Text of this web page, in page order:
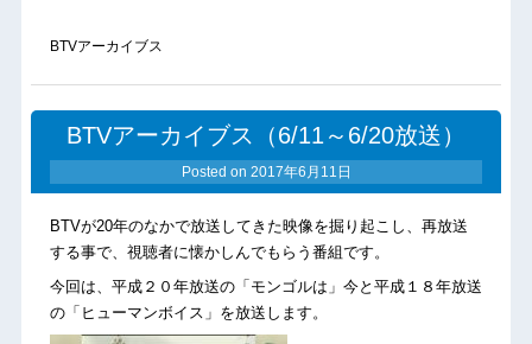
BTVアーカイブス
BTVアーカイブス（6/11～6/20放送）
Posted on 2017年6月11日
BTVが20年のなかで放送してきた映像を掘り起こし、再放送
する事で、視聴者に懐かしんでもらう番組です。
今回は、平成２０年放送の「モンゴルは」今と平成１８年放送
の「ヒューマンボイス」を放送します。